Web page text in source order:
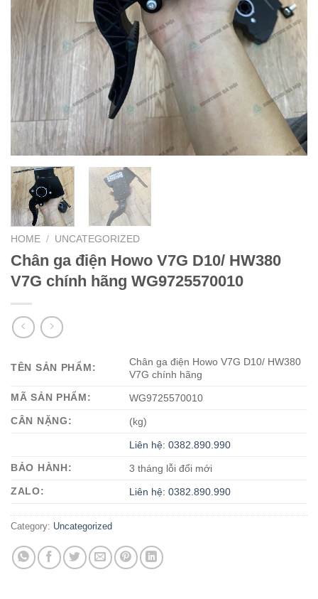
HOME / UNCATEGORIZED
Chân ga điện Howo V7G D10/ HW380
V7G chính hãng WG9725570010
TÊN SẢN PHẨM:
Chân ga điện Howo V7G D10/ HW380
V7G chính hãng
MÃ SẢN PHẨM:
WG9725570010
CÂN NẶNG:
(kg)
Liên hệ: 0382.890.990
BẢO HÀNH:
3 tháng lỗi đổi mới
ZALO:
Liên hệ: 0382.890.990
Category: Uncategorized